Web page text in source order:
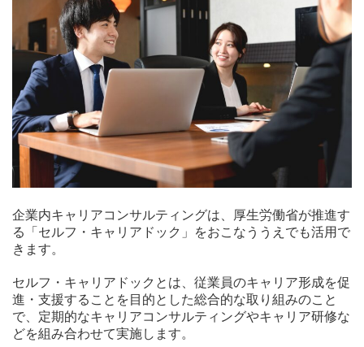
企業内キャリアコンサルティングは、厚生労働省が推進す
る「セルフ・キャリアドック」をおこなううえでも活用で
きます。
セルフ・キャリアドックとは、従業員のキャリア形成を促
進・支援することを目的とした総合的な取り組みのこと
で、定期的なキャリアコンサルティングやキャリア研修な
どを組み合わせて実施します。